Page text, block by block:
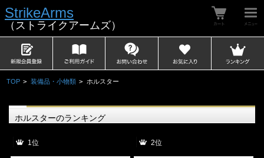
StrikeArms
（ストライクアームズ）
TOP > 装備品・小物類 > ホルスター
ホルスターのランキング
1位 2位